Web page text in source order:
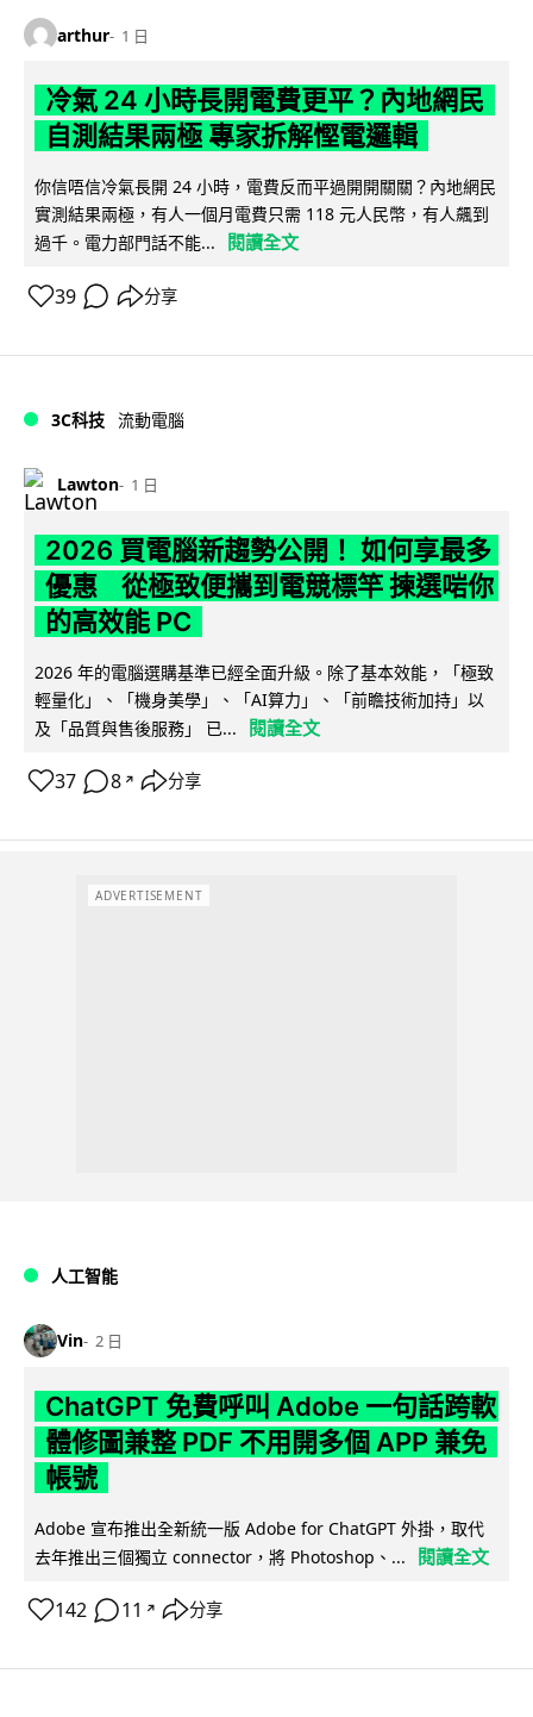
arthur 1 日
冷氣 24 小時長開電費更平？內地網民
自測結果兩極 專家拆解慳電邏輯
你信唔信冷氣長開 24 小時，電費反而平過開開關關？內地網民
實測結果兩極，有人一個月電費只需 118 元人民幣，有人飆到
過千。電力部門話不能...
閱讀全文
39 分享
3C科技 流動電腦
Lawton 1 日
2026 買電腦新趨勢公開！ 如何享最多
優惠 從極致便攜到電競標竿 揀選啱你
的高效能 PC
2026 年的電腦選購基準已經全面升級。除了基本效能，「極致
輕量化」、「機身美學」、「AI算力」、「前瞻技術加持」以
及「品質與售後服務」 已...
閱讀全文
37 8 ↗ 分享
ADVERTISEMENT
人工智能
Vin 2 日
ChatGPT 免費呼叫 Adobe 一句話跨軟
體修圖兼整 PDF 不用開多個 APP 兼免
帳號
Adobe 宣布推出全新統一版 Adobe for ChatGPT 外掛，取代
去年推出三個獨立 connector，將 Photoshop、...
閱讀全文
142 11 ↗ 分享